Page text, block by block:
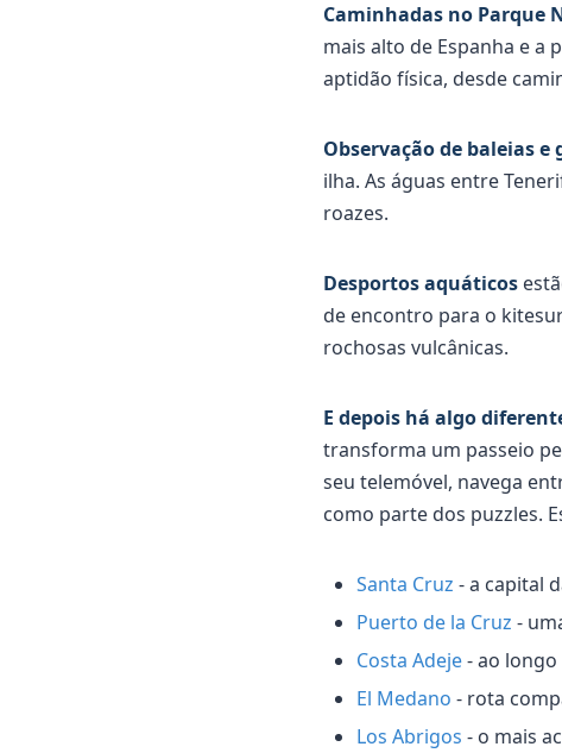
Caminhadas no Parque
mais alto de Espanha e a
aptidão física, desde
Observação de baleias e
ilha. As águas entre
roazes.
Desportos aquáticos
de encontro para o
rochosas vulcânicas.
E depois há algo
transforma um passeio
seu telemóvel, navega
como parte dos puzzles.
Santa Cruz - a capital
Puerto de la Cruz -
Costa Adeje- ao longo
El Medano - rota
Los Abrigos - o mais